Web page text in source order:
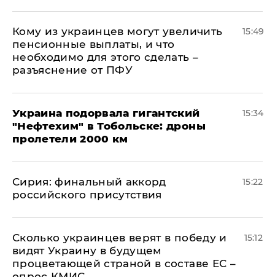
Кому из украинцев могут увеличить
пенсионные выплаты, и что
необходимо для этого сделать –
разъяснение от ПФУ
15:49
Украина подорвала гигантский
"Нефтехим" в Тобольске: дроны
пролетели 2000 км
15:34
​Сирия: финальный аккорд
российского присутствия
15:22
Сколько украинцев верят в победу и
видят Украину в будущем
процветающей страной в составе ЕС –
15:12